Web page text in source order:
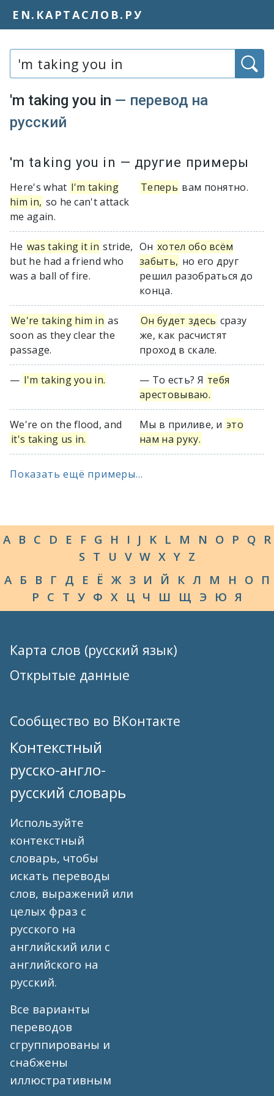
EN.КАРТАСЛОВ.РУ
'm taking you in — перевод на
русский
'm taking you in — другие примеры
Here's what I'm taking
him in, so he can't attack
me again.
Теперь вам понятно.
He was taking it in stride,
but he had a friend who
was a ball of fire.
Он хотел обо всём
забыть, но его друг
решил разобраться до
конца.
We're taking him in as
soon as they clear the
passage.
Он будет здесь сразу
же, как расчистят
проход в скале.
— I'm taking you in. — То есть? Я тебя
арестовываю.
We're on the flood, and
it's taking us in.
Мы в приливе, и это
нам на руку.
Показать ещё примеры...
A B C D E F G H I J K L M N O P Q R
S T U V W X Y Z
А Б В Г Д Е Ё Ж З И Й К Л М Н О П
Р С Т У Ф Х Ц Ч Ш Щ Э Ю Я
Карта слов (русский язык)
Открытые данные
Сообщество во ВКонтакте
Контекстный
русско-англо-
русский словарь
Используйте
контекстный
словарь, чтобы
искать переводы
слов, выражений или
целых фраз с
русского на
английский или с
английского на
русский.
Все варианты
переводов
сгруппированы и
снабжены
иллюстративным